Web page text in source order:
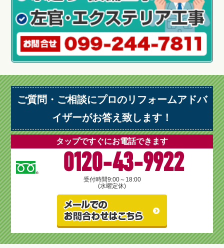
ご質問・ご相談にプロのリフォームアドバ
イザーがお答え致します！
タップですぐにお電話できます
0120-43-9922
受付時間9:00～18:00
(水曜定休)